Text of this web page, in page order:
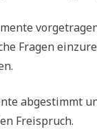
Fra­gen
abge­stimmt
Freispruch.